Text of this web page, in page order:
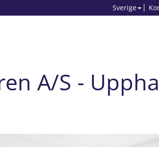
Sverige
A/S -